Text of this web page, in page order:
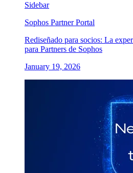
Sidebar
Sophos Partner Portal
Rediseñado para socios: La
para Partners de Sophos
January 19, 2026